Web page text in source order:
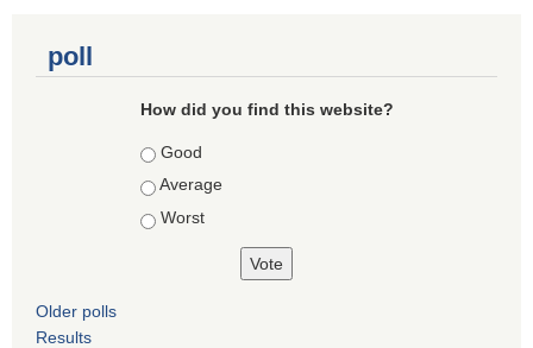
poll
How did you find this website?
Choices
Good
Average
Worst
Older polls
Results